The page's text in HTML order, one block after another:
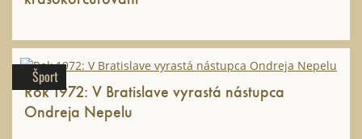
Šport
Rok 1972: V Bratislave vyrastá nástupca
Ondreja Nepelu